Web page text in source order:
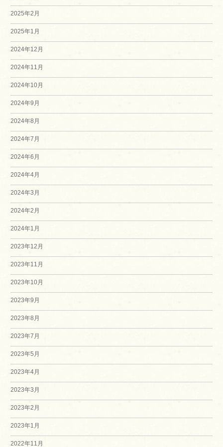
2025年2月
2025年1月
2024年12月
2024年11月
2024年10月
2024年9月
2024年8月
2024年7月
2024年6月
2024年4月
2024年3月
2024年2月
2024年1月
2023年12月
2023年11月
2023年10月
2023年9月
2023年8月
2023年7月
2023年5月
2023年4月
2023年3月
2023年2月
2023年1月
2022年11月